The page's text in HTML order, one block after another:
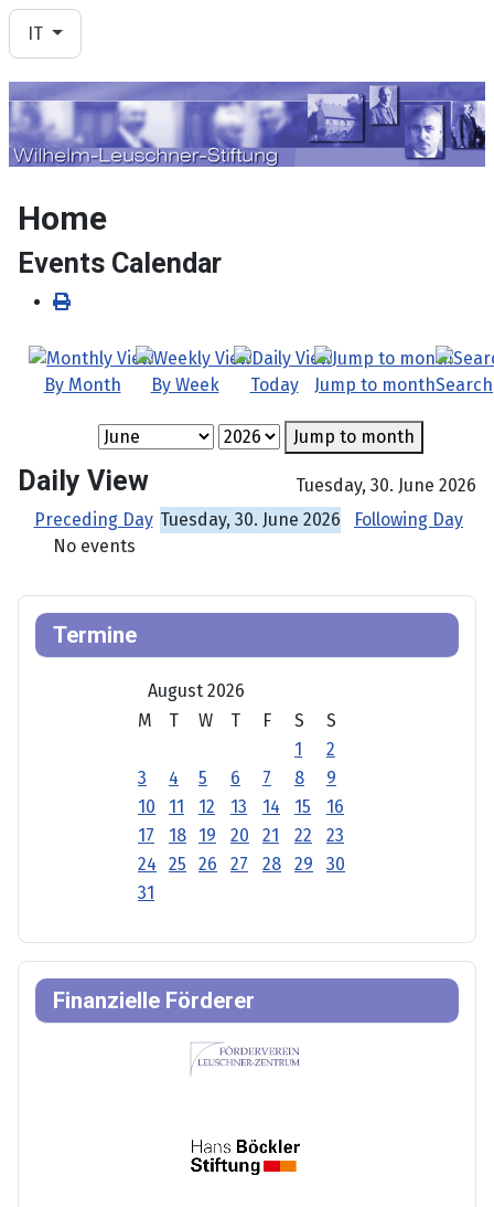
Seleziona la tua lingua
IT
Home
Events Calendar
By Month By Week Today Jump to monthSearch
Jump to month
Daily View
Tuesday, 30. June 2026
Preceding Day Tuesday, 30. June 2026
Following Day
No events
Termine
August 2026
M
T W T F S
S
1
2
3
4 5 6 7 8
9
10
11 12 13 14 15
16
17
18 19 20 21 22
23
24
25 26 27 28 29
30
31
Finanzielle Förderer